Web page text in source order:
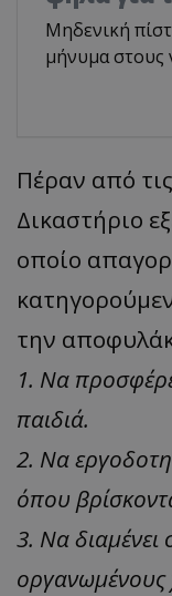
Μηδενική
μήνυμα στους
Πέραν από
Δικαστήριο
οποίο
την
1. Να
παιδιά.
2. Να
όπου
3. Να διαμένει